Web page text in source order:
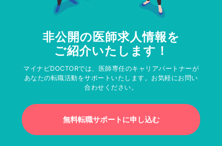
非公開の医師求人情報を
ご紹介いたします！
マイナビDOCTORでは、医師専任のキャリアパートナーが
あなたの転職活動をサポートいたします。お気軽にお問い
合わせください。
無料転職サポートに申し込む